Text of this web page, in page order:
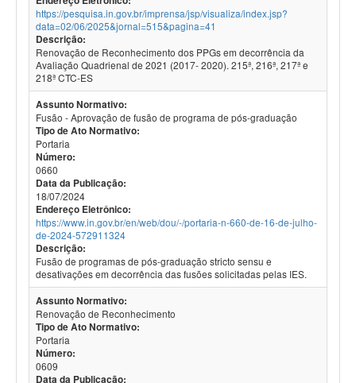
https://pesquisa.in.gov.br/imprensa/jsp/visualiza/index.jsp?
data=02/06/2025&jornal=515&pagina=41
Descrição:
Renovação de Reconhecimento dos PPGs em decorrência da
Avaliação Quadrienal de 2021 (2017- 2020). 215ª, 216ª, 217ª e
218ª CTC-ES
Assunto Normativo:
Fusão - Aprovação de fusão de programa de pós-graduação
Tipo de Ato Normativo:
Portaria
Número:
0660
Data da Publicação:
18/07/2024
Endereço Eletrônico:
https://www.in.gov.br/en/web/dou/-/portaria-n-660-de-16-de-julho-
de-2024-572911324
Descrição:
Fusão de programas de pós-graduação stricto sensu e
desativações em decorrência das fusões solicitadas pelas IES.
Assunto Normativo:
Renovação de Reconhecimento
Tipo de Ato Normativo:
Portaria
Número:
0609
Data da Publicação: